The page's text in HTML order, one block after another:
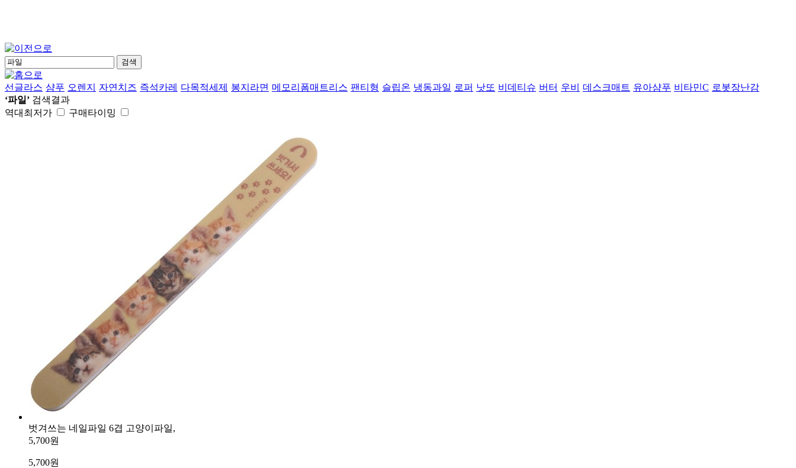
검색
선글라스 샴푸 오렌지 자연치즈 즉석카레 다목적세제 봉지라면 메모리폼매트리스 팬티형 슬립온 냉동과일 로퍼 낫또 비데티슈 버터 우비 데스크매트 유아샴푸 비타민C 로봇장난감
‘파일’ 검색결과
역대최저가
구매타이밍
벗겨쓰는 네일파일 6겹 고양이파일,
5,700원
5,700원